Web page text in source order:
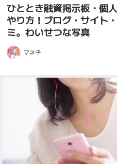
ひととき融資掲示板・個
やり方！ブログ・サイト
ミ。わいせつな写真
マネ子